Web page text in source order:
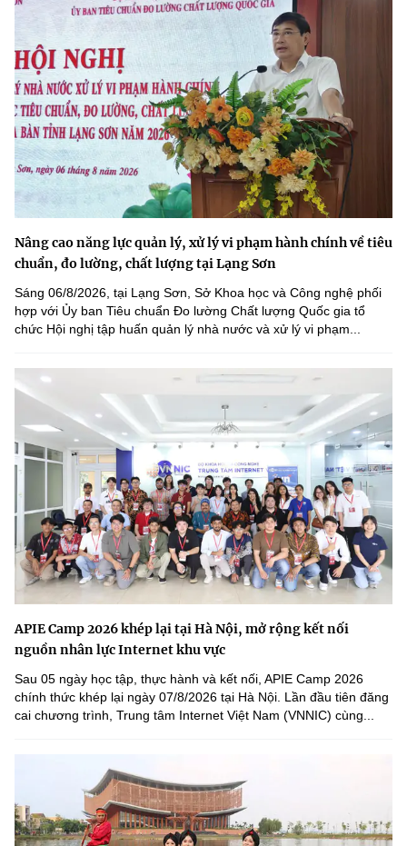
Nâng cao năng lực quản lý, xử lý vi phạm hành chính về tiêu
chuẩn, đo lường, chất lượng tại Lạng Sơn
Sáng 06/8/2026, tại Lạng Sơn, Sở Khoa học và Công nghệ phối
hợp với Ủy ban Tiêu chuẩn Đo lường Chất lượng Quốc gia tổ
chức Hội nghị tập huấn quản lý nhà nước và xử lý vi phạm...
APIE Camp 2026 khép lại tại Hà Nội, mở rộng kết nối
nguồn nhân lực Internet khu vực
Sau 05 ngày học tập, thực hành và kết nối, APIE Camp 2026
chính thức khép lại ngày 07/8/2026 tại Hà Nội. Lần đầu tiên đăng
cai chương trình, Trung tâm Internet Việt Nam (VNNIC) cùng...